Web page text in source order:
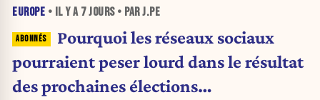
EUROPE • IL Y A 7 JOURS• PAR J.PE
Pourquoi les réseaux sociaux
pourraient peser lourd dans le résultat
des prochaines élections